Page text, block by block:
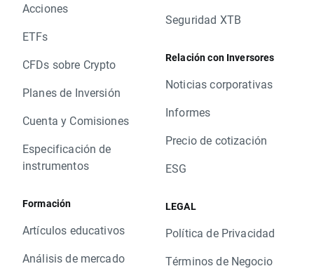
Acciones
ETFs
CFDs sobre Crypto
Planes de Inversión
Cuenta y Comisiones
Especificación de
instrumentos
Formación
Artículos educativos
Análisis de mercado
Seguridad XTB
Relación con Inversores
Noticias corporativas
Informes
Precio de cotización
ESG
LEGAL
Política de Privacidad
Términos de Negocio